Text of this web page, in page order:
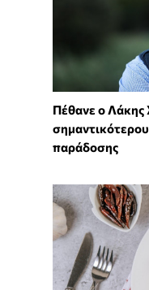
Πέθανε ο Λάκης
παράδοσης